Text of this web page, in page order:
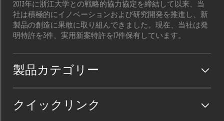
2013年に浙江大学との戦略的協力協定を締結して以来、当
社は積極的にイノベーションおよび研究開発を推進し、新
製品の創造に果敢に取り組んできました。現在、当社は発
明特許を3件、実用新案特許を17件保有しています。
製品カテゴリー
クイックリンク